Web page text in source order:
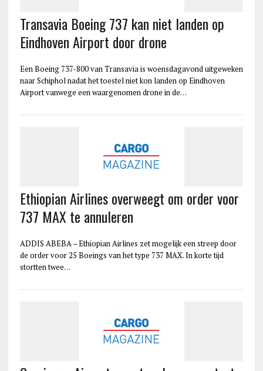
Transavia Boeing 737 kan niet landen op
Eindhoven Airport door drone
Een Boeing 737-800 van Transavia is woensdagavond uitgeweken
naar Schiphol nadat het toestel niet kon landen op Eindhoven
Airport vanwege een waargenomen drone in de…
Ethiopian Airlines overweegt om order voor
737 MAX te annuleren
ADDIS ABEBA – Ethiopian Airlines zet mogelijk een streep door
de order voor 25 Boeings van het type 737 MAX. In korte tijd
stortten twee…